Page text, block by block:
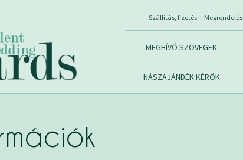
Szállítás, fizetés Megrendelés
MEGHÍVÓ SZÖVEGEK
NÁSZAJÁNDÉK KÉRŐK